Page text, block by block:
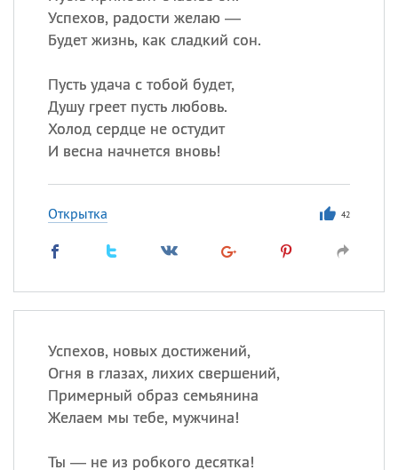
Успехов, радости желаю —
Будет жизнь, как сладкий сон.
Пусть удача с тобой будет,
Душу греет пусть любовь.
Холод сердце не остудит
И весна начнется вновь!
Открытка 42
Успехов, новых достижений,
Огня в глазах, лихих свершений,
Примерный образ семьянина
Желаем мы тебе, мужчина!
Ты — не из робкого десятка!